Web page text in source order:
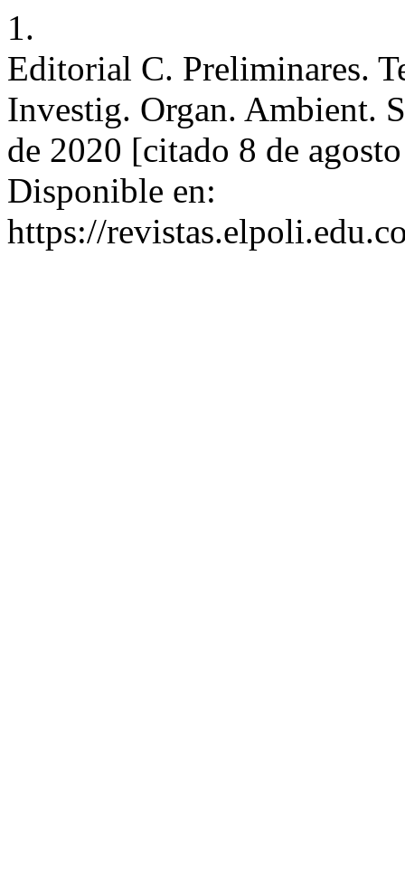
1.
Editorial C. Preliminares.
Investig. Organ. Ambient.
de 2020 [citado 8 de
Disponible en:
https://